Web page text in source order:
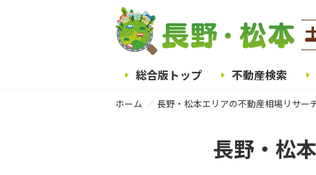
総合版トップ 不動産検索
ホーム 長野・松本エリアの不動産相場リサー
長野・松